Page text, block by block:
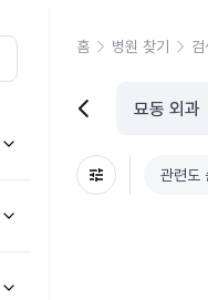
홈 병원 찾기
관련도